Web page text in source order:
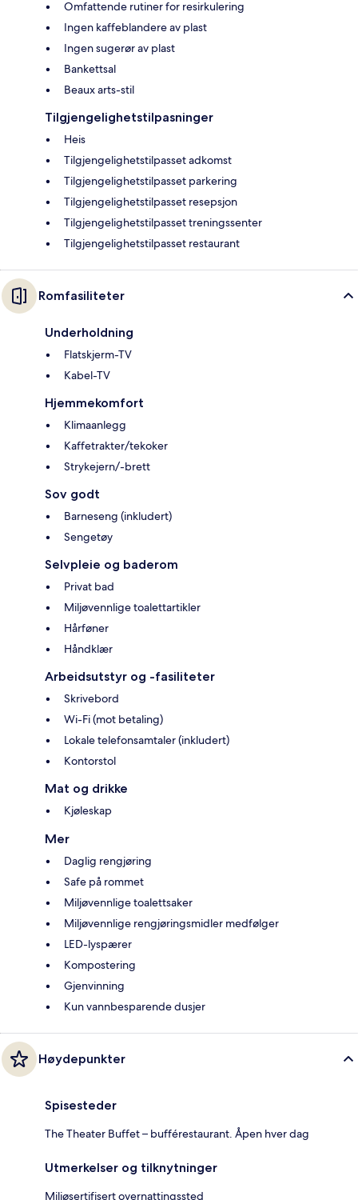
Omfattende rutiner for resirkulering
Ingen kaffeblandere av plast
Ingen sugerør av plast
Bankettsal
Beaux arts-stil
Tilgjengelighetstilpasninger
Heis
Tilgjengelighetstilpasset adkomst
Tilgjengelighetstilpasset parkering
Tilgjengelighetstilpasset resepsjon
Tilgjengelighetstilpasset treningssenter
Tilgjengelighetstilpasset restaurant
Romfasiliteter
Underholdning
Flatskjerm-TV
Kabel-TV
Hjemmekomfort
Klimaanlegg
Kaffetrakter/tekoker
Strykejern/-brett
Sov godt
Barneseng (inkludert)
Sengetøy
Selvpleie og baderom
Privat bad
Miljøvennlige toalettartikler
Hårføner
Håndklær
Arbeidsutstyr og -fasiliteter
Skrivebord
Wi-Fi (mot betaling)
Lokale telefonsamtaler (inkludert)
Kontorstol
Mat og drikke
Kjøleskap
Mer
Daglig rengjøring
Safe på rommet
Miljøvennlige toalettsaker
Miljøvennlige rengjøringsmidler medfølger
LED-lyspærer
Kompostering
Gjenvinning
Kun vannbesparende dusjer
Høydepunkter
Spisesteder
The Theater Buffet – bufférestaurant. Åpen hver dag
Utmerkelser og tilknytninger
Miljøsertifisert overnattingssted